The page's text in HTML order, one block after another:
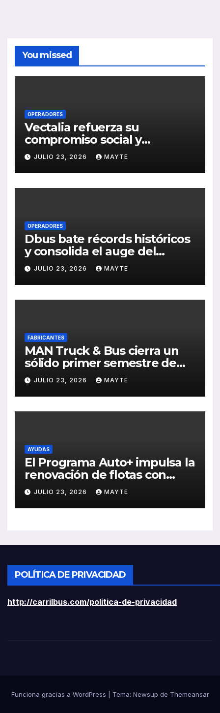
You missed
OPERADORES
Vectalia refuerza su
compromiso social y
medioambiental con la
publicación de su Memoria
de RSC 2025
JULIO 23, 2026 MAYTE
OPERADORES
Dbus bate récords históricos
y consolida el auge del
transporte público en San
Sebastián
JULIO 23, 2026 MAYTE
FABRICANTES
MAN Truck & Bus cierra un
sólido primer semestre de
2026 con crecimiento en
ventas, pedidos y
rentabilidad
JULIO 23, 2026 MAYTE
AYUDAS
El Programa Auto+ impulsa la
renovación de flotas con
ayudas a vehículos eléctricos
ligeros
JULIO 23, 2026 MAYTE
POLÍTICA DE PRIVACIDAD
http://carrilbus.com/politica-de-privacidad
Funciona gracias a WordPress Tema: Newsup de Themeansar